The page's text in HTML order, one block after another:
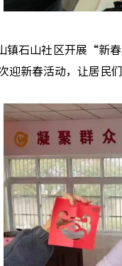
石山社区开展“新春
新春活动，让居民